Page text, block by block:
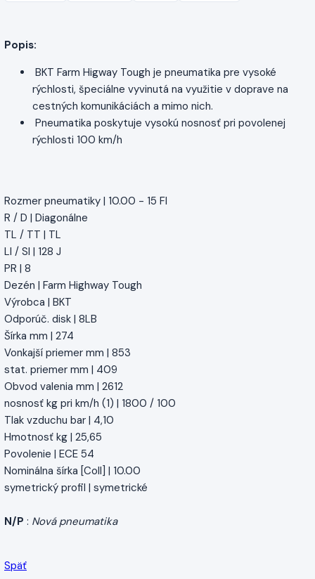
Popis:
BKT Farm Higway Tough je pneumatika pre vysoké
rýchlosti, špeciálne vyvinutá na využitie v doprave na
cestných komunikáciách a mimo nich.
Pneumatika poskytuje vysokú nosnosť pri povolenej
rýchlosti 100 km/h
Rozmer pneumatiky | 10.00 - 15 FI
R / D | Diagonálne
TL / TT | TL
LI / SI | 128 J
PR | 8
Dezén | Farm Highway Tough
Výrobca | BKT
Odporúč. disk | 8LB
Šírka mm | 274
Vonkajší priemer mm | 853
stat. priemer mm | 409
Obvod valenia mm | 2612
nosnosť kg pri km/h (1) | 1800 / 100
Tlak vzduchu bar | 4,10
Hmotnosť kg | 25,65
Povolenie | ECE 54
Nominálna šírka [Coll] | 10.00
symetrický profil | symetrické
N/P : Nová pneumatika
Späť